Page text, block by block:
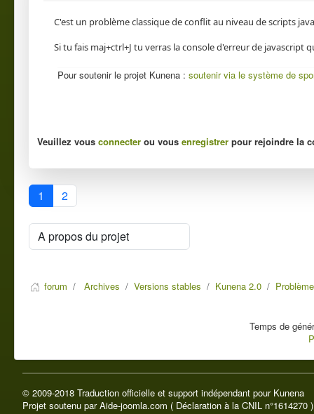
C'est un problème classique de conflit au niveau de scripts
Si tu fais maj+ctrl+J tu verras la console d'erreur de javascript
Pour soutenir le projet Kunena : soutenir via le système de
Veuillez vous connecter ou vous enregistrer pour rejoindre la
1 2
forum Archives Versions stables Kunena 2.0
Temps de
© 2009-2018 Traduction officielle et support indépendant pour Kunena
Projet soutenu par Aide-joomla.com ( Déclaration à la CNIL